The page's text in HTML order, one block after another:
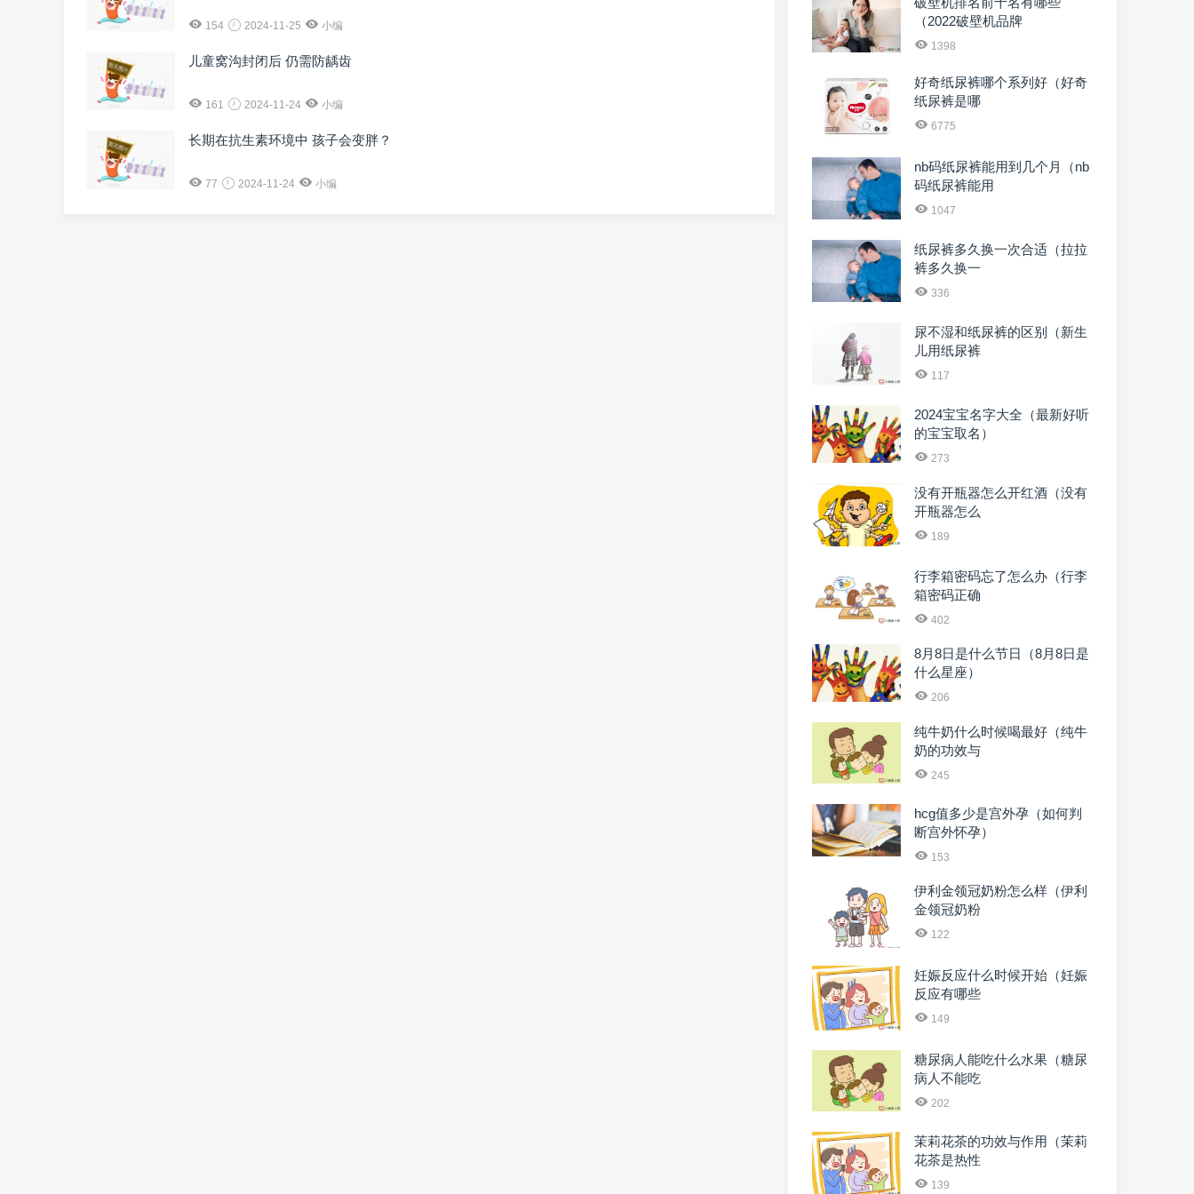
154 2024-11-25 小编
儿童窝沟封闭后 仍需防龋齿
161 2024-11-24 小编
长期在抗生素环境中 孩子会变胖？
77 2024-11-24 小编
（2022破壁机品牌
1398
好奇纸尿裤哪个系列好（好奇
纸尿裤是哪
6775
nb码纸尿裤能用到几个月（nb
码纸尿裤能用
1047
纸尿裤多久换一次合适（拉拉
裤多久换一
336
尿不湿和纸尿裤的区别（新生
儿用纸尿裤
117
2024宝宝名字大全（最新好听
的宝宝取名）
273
没有开瓶器怎么开红酒（没有
开瓶器怎么
189
行李箱密码忘了怎么办（行李
箱密码正确
402
8月8日是什么节日（8月8日是
什么星座）
206
纯牛奶什么时候喝最好（纯牛
奶的功效与
245
hcg值多少是宫外孕（如何判
断宫外怀孕）
153
伊利金领冠奶粉怎么样（伊利
金领冠奶粉
122
妊娠反应什么时候开始（妊娠
反应有哪些
149
糖尿病人能吃什么水果（糖尿
病人不能吃
202
茉莉花茶的功效与作用（茉莉
花茶是热性
139